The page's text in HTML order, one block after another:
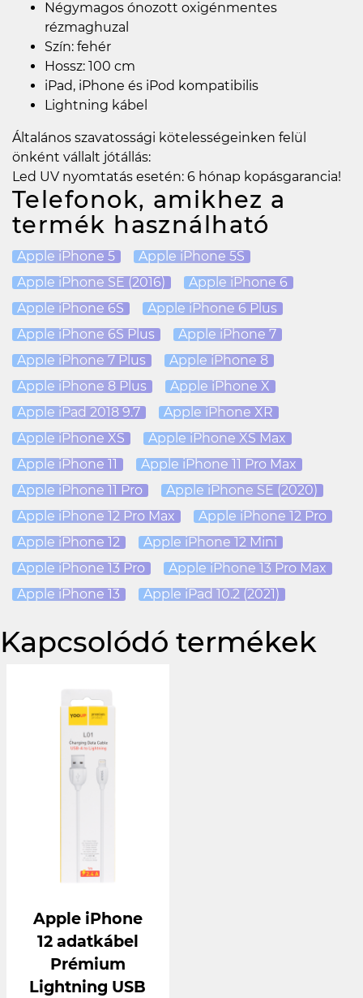
Négymagos ónozott oxigénmentes
rézmaghuzal
Szín: fehér
Hossz: 100 cm
iPad, iPhone és iPod kompatibilis
Lightning kábel
Általános szavatossági kötelességeinken felül
önként vállalt jótállás:
Led UV nyomtatás esetén: 6 hónap kopásgarancia!
Telefonok, amikhez a
termék használható
Apple iPhone 5
Apple iPhone 5S
Apple iPhone SE (2016)
Apple iPhone 6
Apple iPhone 6S
Apple iPhone 6 Plus
Apple iPhone 6S Plus
Apple iPhone 7
Apple iPhone 7 Plus
Apple iPhone 8
Apple iPhone 8 Plus
Apple iPhone X
Apple iPad 2018 9.7
Apple iPhone XR
Apple iPhone XS
Apple iPhone XS Max
Apple iPhone 11
Apple iPhone 11 Pro Max
Apple iPhone 11 Pro
Apple iPhone SE (2020)
Apple iPhone 12 Pro Max
Apple iPhone 12 Pro
Apple iPhone 12
Apple iPhone 12 Mini
Apple iPhone 13 Pro
Apple iPhone 13 Pro Max
Apple iPhone 13
Apple iPad 10.2 (2021)
Kapcsolódó termékek
Apple iPhone
12 adatkábel
Prémium
Lightning USB